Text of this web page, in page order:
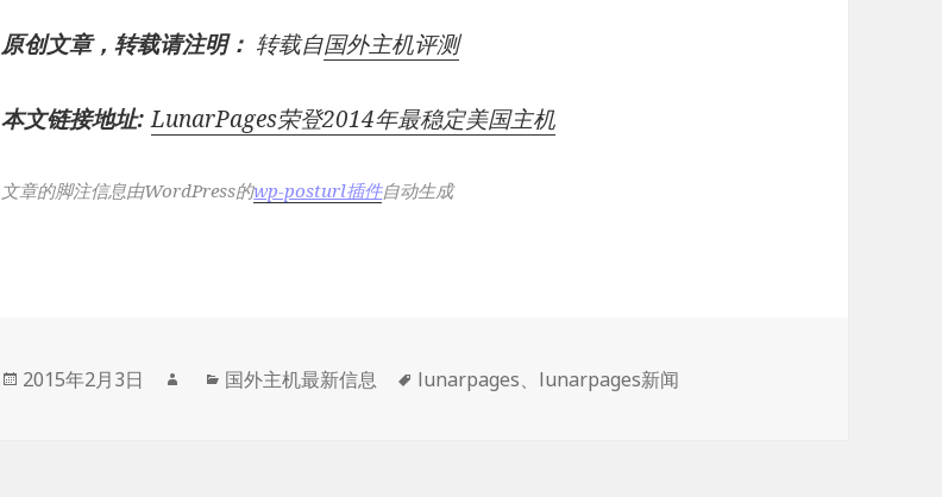
原创文章，转载请注明： 转载自国外主机评测
本文链接地址: LunarPages荣登2014年最稳定美国主机
文章的脚注信息由WordPress的wp-posturl插件自动生成
发
2015年2月3日
分
国外主机最新信息
标
lunarpages、 lunarpages新闻